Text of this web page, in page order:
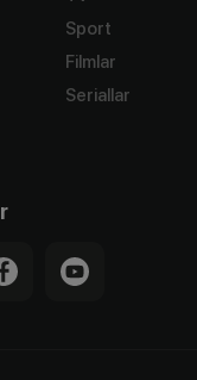
Sport
Filmlar
Seriallar